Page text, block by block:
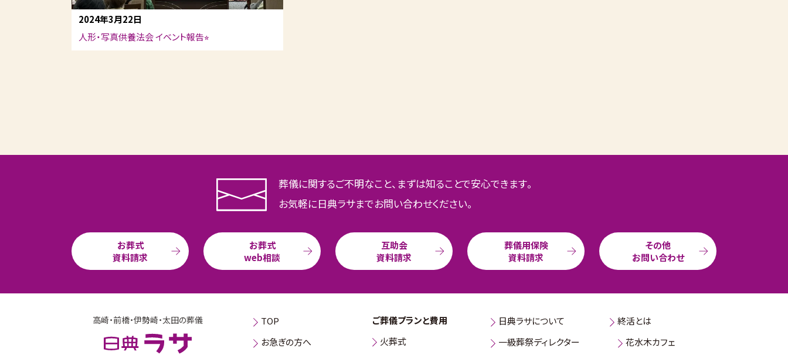
2024年3月22日
人形・写真供養法会 イベント報告⭐︎
葬儀に関するご不明なこと、まずは知ることで安心できます。
お気軽に日典ラサまでお問い合わせください。
お葬式
資料請求
お葬式
web相談
互助会
資料請求
葬儀用保険
資料請求
その他
お問い合わせ
高崎・前橋・伊勢崎・太田の葬儀
TOP
お急ぎの方へ
ご葬儀プランと費用
火葬式
日典ラサについて
一級葬祭ディレクター
終活とは
花水木カフェ